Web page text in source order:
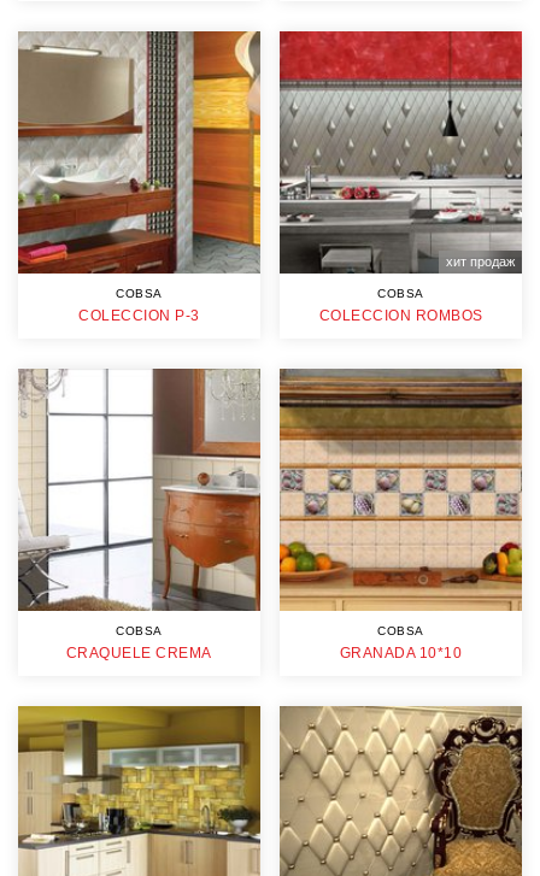
COBSA
COLECCION P-3
хит продаж
COBSA
COLECCION ROMBOS
COBSA
CRAQUELE CREMA
COBSA
GRANADA 10*10